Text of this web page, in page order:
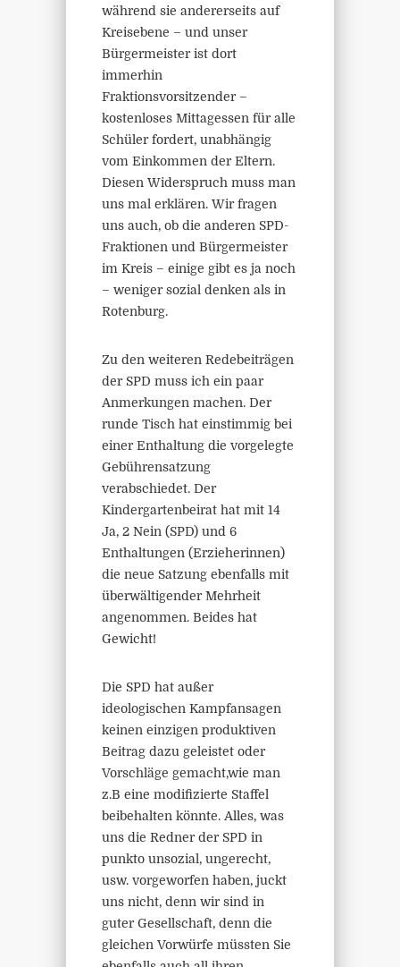
während sie andererseits auf
Kreisebene – und unser
Bürgermeister ist dort
immerhin
Fraktionsvorsitzender –
kostenloses Mittagessen für alle
Schüler fordert, unabhängig
vom Einkommen der Eltern.
Diesen Widerspruch muss man
uns mal erklären. Wir fragen
uns auch, ob die anderen SPD-
Fraktionen und Bürgermeister
im Kreis – einige gibt es ja noch
– weniger sozial denken als in
Rotenburg.
Zu den weiteren Redebeiträgen
der SPD muss ich ein paar
Anmerkungen machen. Der
runde Tisch hat einstimmig bei
einer Enthaltung die vorgelegte
Gebührensatzung
verabschiedet. Der
Kindergartenbeirat hat mit 14
Ja, 2 Nein (SPD) und 6
Enthaltungen (Erzieherinnen)
die neue Satzung ebenfalls mit
überwältigender Mehrheit
angenommen. Beides hat
Gewicht!
Die SPD hat außer
ideologischen Kampfansagen
keinen einzigen produktiven
Beitrag dazu geleistet oder
Vorschläge gemacht,wie man
z.B eine modifizierte Staffel
beibehalten könnte. Alles, was
uns die Redner der SPD in
punkto unsozial, ungerecht,
usw. vorgeworfen haben, juckt
uns nicht, denn wir sind in
guter Gesellschaft, denn die
gleichen Vorwürfe müssten Sie